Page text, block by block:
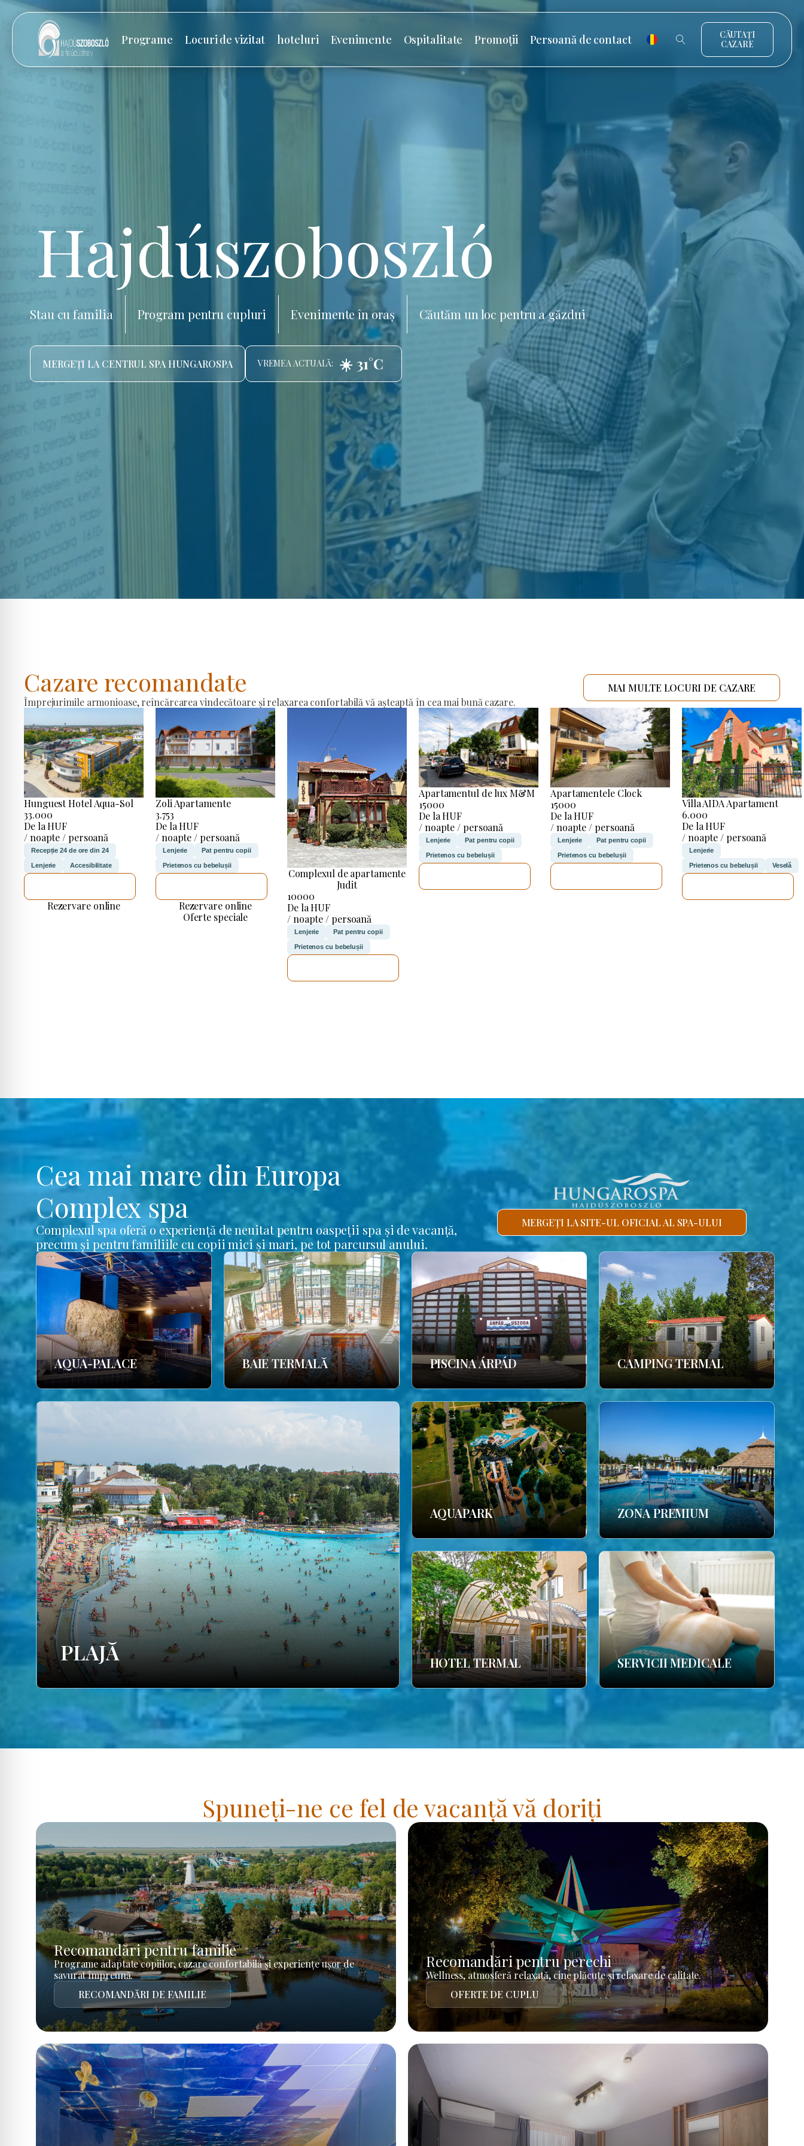
Programe Locuri de vizitat hoteluri Evenimente Ospitalitate Promoții Persoană de contact
CĂUTAȚI
CAZARE
Hajdúszoboszló
Stau cu familia Program pentru cupluri Evenimente în oraș Căutăm un loc pentru a găzdui
MERGEȚI LA CENTRUL SPA HUNGAROSPA VREMEA ACTUALĂ: ☀️ 31°C
Cazare recomandate
Împrejurimile armonioase, reîncărcarea vindecătoare și relaxarea confortabilă vă așteaptă în cea mai bună cazare.
MAI MULTE LOCURI DE CAZARE
Hunguest Hotel Aqua-Sol
33.000
De la HUF
/ noapte / persoană
Recepție 24 de ore din 24
Lenjerie Accesibilitate
Rezervare online
Zoli Apartamente
3.753
De la HUF
/ noapte / persoană
Lenjerie Pat pentru copii
Prietenos cu bebelușii
Rezervare online
Oferte speciale
Complexul de apartamente
Judit
10000
De la HUF
/ noapte / persoană
Lenjerie Pat pentru copii
Prietenos cu bebelușii
Apartamentul de lux M&M
15000
De la HUF
/ noapte / persoană
Lenjerie Pat pentru copii
Prietenos cu bebelușii
Apartamentele Clock
15000
De la HUF
/ noapte / persoană
Lenjerie Pat pentru copii
Prietenos cu bebelușii
Villa AIDA Apartament
6.000
De la HUF
/ noapte / persoană
Lenjerie
Prietenos cu bebelușii Veselă
Cea mai mare din Europa
Complex spa
Complexul spa oferă o experiență de neuitat pentru oaspeții spa și de vacanță,
precum și pentru familiile cu copii mici și mari, pe tot parcursul anului.
MERGEȚI LA SITE-UL OFICIAL AL SPA-ULUI
AQUA-PALACE BAIE TERMALĂ PISCINA ÁRPÁD CAMPING TERMAL
PLAJĂ
AQUAPARK ZONA PREMIUM
HOTEL TERMAL SERVICII MEDICALE
Spuneți-ne ce fel de vacanță vă doriți
Recomandări pentru familie
Programe adaptate copiilor, cazare confortabilă și experiențe ușor de
savurat împreună.
RECOMANDĂRI DE FAMILIE
Recomandări pentru perechi
Wellness, atmosferă relaxată, cine plăcute și relaxare de calitate.
OFERTE DE CUPLU